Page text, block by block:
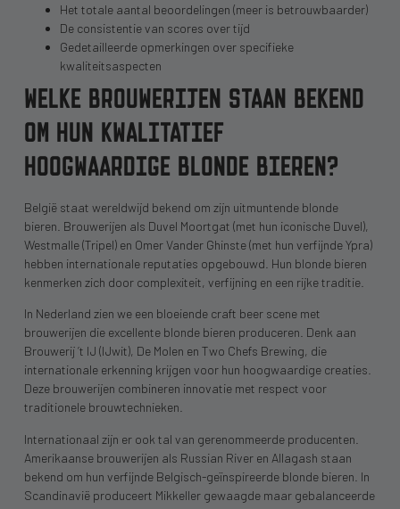
Het totale aantal beoordelingen (meer is betrouwbaarder)
De consistentie van scores over tijd
Gedetailleerde opmerkingen over specifieke
kwaliteitsaspecten
WELKE BROUWERIJEN STAAN BEKEND
OM HUN KWALITATIEF
HOOGWAARDIGE BLONDE BIEREN?
België staat wereldwijd bekend om zijn uitmuntende blonde
bieren. Brouwerijen als Duvel Moortgat (met hun iconische Duvel),
Westmalle (Tripel) en Omer Vander Ghinste (met hun verfijnde Ypra)
hebben internationale reputaties opgebouwd. Hun blonde bieren
kenmerken zich door complexiteit, verfijning en een rijke traditie.
In Nederland zien we een bloeiende craft beer scene met
brouwerijen die excellente blonde bieren produceren. Denk aan
Brouwerij ’t IJ (IJwit), De Molen en Two Chefs Brewing, die
internationale erkenning krijgen voor hun hoogwaardige creaties.
Deze brouwerijen combineren innovatie met respect voor
traditionele brouwtechnieken.
Internationaal zijn er ook tal van gerenommeerde producenten.
Amerikaanse brouwerijen als Russian River en Allagash staan
bekend om hun verfijnde Belgisch-geïnspireerde blonde bieren. In
Scandinavië produceert Mikkeller gewaagde maar gebalanceerde